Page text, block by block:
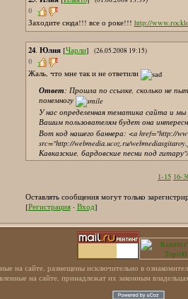
0
Заходите сюда!!! все о роке!!! http://
24. Юлия [Чарли] (26.05.2008 19:15)
0
Жаль, что мне так и не ответили
Ответ: Прошла по ссылке, сколько не
понемногу
У нас определенная тематика сайта и
Вашим пользователям будет она
Вот код нашего баннера: <a href="http://
src="http://webmedia.ucoz.ru/
Кавказские, бардовские песни под
1-15 16-
Оставлять сообщения могут только
[Регистрация· Вход]
на сайте, размещены исключительно в
на сайте, принадлежат их законным